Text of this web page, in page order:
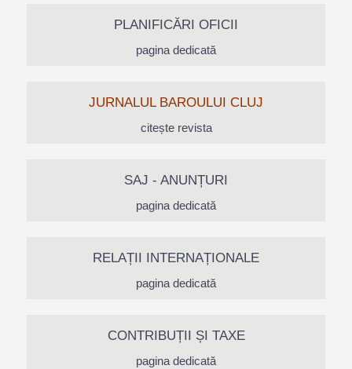
PLANIFICĂRI OFICII
pagina dedicată
JURNALUL BAROULUI CLUJ
citește revista
SAJ - ANUNȚURI
pagina dedicată
RELAȚII INTERNAȚIONALE
pagina dedicată
CONTRIBUȚII ȘI TAXE
pagina dedicată